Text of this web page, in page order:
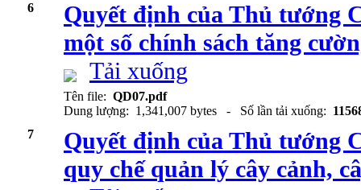
6
Quyết định của Thủ tướng
một số chính sách tăng
Tải xuống
Tên file: QD07.pdf
Dung lượng: 1,341,007 bytes - Số lần tải xuống:
7
Quyết định của Thủ tướng
quy chế quản lý cây cảnh,